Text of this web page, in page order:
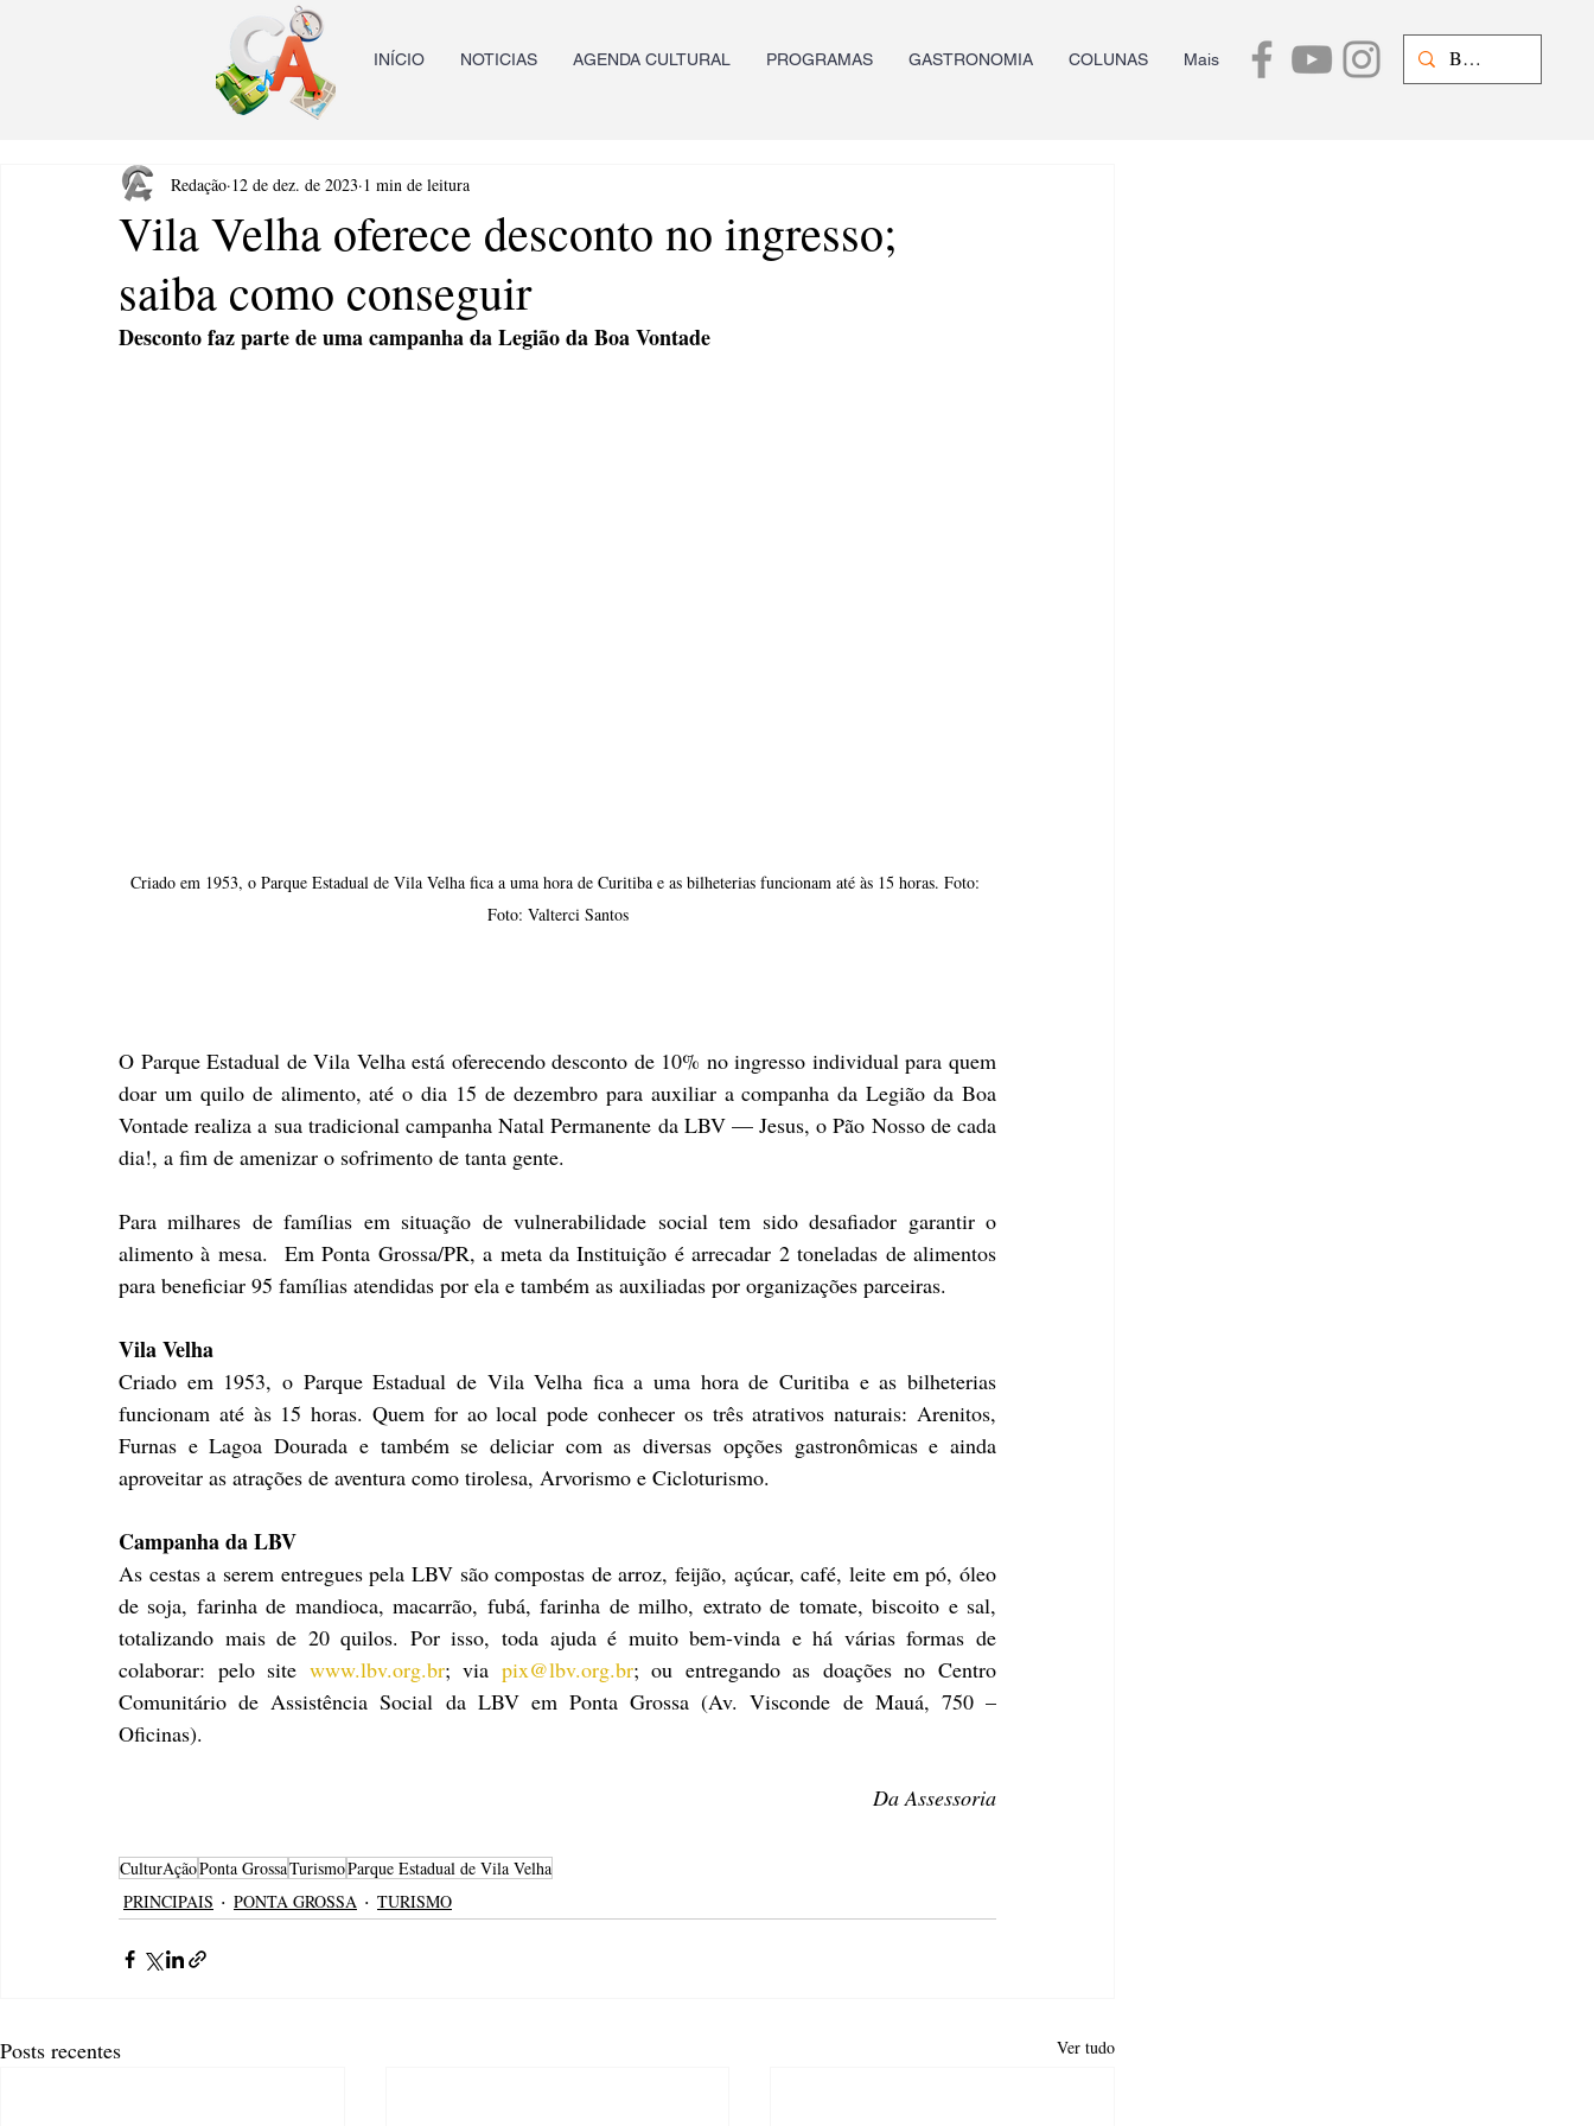
INÍCIO NOTICIAS AGENDA CULTURAL PROGRAMAS GASTRONOMIA COLUNAS Mais
Vila Velha oferece desconto no ingresso;
saiba como conseguir
Redação 12 de dez. de 2023 1 min de leitura
Desconto faz parte de uma campanha da Legião da Boa Vontade
Criado em 1953, o Parque Estadual de Vila Velha fica a uma hora de Curitiba e as bilheterias funcionam até às 15 horas. Foto:
Foto: Valterci Santos
O Parque Estadual de Vila Velha está oferecendo desconto de 10% no ingresso individual para quem
doar um quilo de alimento, até o dia 15 de dezembro para auxiliar a companha da Legião da Boa
Vontade realiza a sua tradicional campanha Natal Permanente da LBV — Jesus, o Pão Nosso de cada
dia!, a fim de amenizar o sofrimento de tanta gente.
Para milhares de famílias em situação de vulnerabilidade social tem sido desafiador garantir o
alimento à mesa.  Em Ponta Grossa/PR, a meta da Instituição é arrecadar 2 toneladas de alimentos
para beneficiar 95 famílias atendidas por ela e também as auxiliadas por organizações parceiras.
Vila Velha
Criado em 1953, o Parque Estadual de Vila Velha fica a uma hora de Curitiba e as bilheterias
funcionam até às 15 horas. Quem for ao local pode conhecer os três atrativos naturais: Arenitos,
Furnas e Lagoa Dourada e também se deliciar com as diversas opções gastronômicas e ainda
aproveitar as atrações de aventura como tirolesa, Arvorismo e Cicloturismo.
Campanha da LBV
As cestas a serem entregues pela LBV são compostas de arroz, feijão, açúcar, café, leite em pó, óleo
de soja, farinha de mandioca, macarrão, fubá, farinha de milho, extrato de tomate, biscoito e sal,
totalizando mais de 20 quilos. Por isso, toda ajuda é muito bem-vinda e há várias formas de
colaborar: pelo site www.lbv.org.br; via pix@lbv.org.br; ou entregando as doações no Centro
Comunitário de Assistência Social da LBV em Ponta Grossa (Av. Visconde de Mauá, 750 –
Oficinas).
Da Assessoria
CulturAçãoPonta GrossaTurismoParque Estadual de Vila Velha
PRINCIPAIS
PONTA GROSSA TURISMO
Posts recentes Ver tudo